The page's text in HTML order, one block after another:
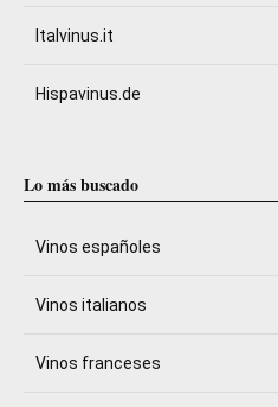
Italvinus.it
Hispavinus.de
Lo más buscado
Vinos españoles
Vinos italianos
Vinos franceses